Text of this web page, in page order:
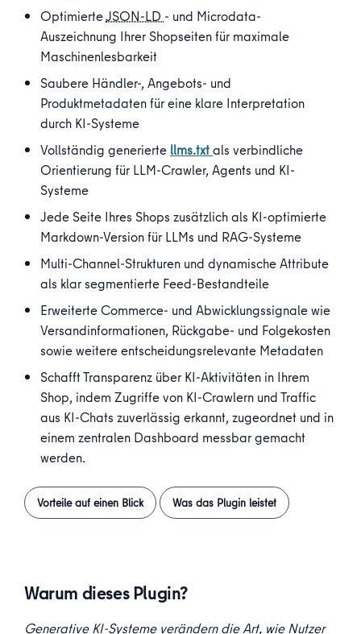
OptimierteJSON-LD - und Microdata-
Auszeichnung Ihrer Shopseiten für maximale
Maschinenlesbarkeit
Saubere Händler-, Angebots- und
Produktmetadaten für eine klare Interpretation
durch KI-Systeme
Vollständig generierte llms.txtals verbindliche
Orientierung für LLM-Crawler, Agents und KI-
Systeme
Jede Seite Ihres Shops zusätzlich als KI-optimierte
Markdown-Version für LLMs und RAG-Systeme
Multi-Channel-Strukturen und dynamische Attribute
als klar segmentierte Feed-Bestandteile
Erweiterte Commerce- und Abwicklungssignale wie
Versandinformationen, Rückgabe- und Folgekosten
sowie weitere entscheidungsrelevante Metadaten
Schafft Transparenz über KI-Aktivitäten in Ihrem
Shop, indem Zugriffe von KI-Crawlern und Traffic
aus KI-Chats zuverlässig erkannt, zugeordnet und in
einem zentralen Dashboard messbar gemacht
werden.
Vorteile auf einen Blick Was das Plugin leistet
Warum dieses Plugin?
Generative KI-Systeme verändern die Art, wie Nutzer